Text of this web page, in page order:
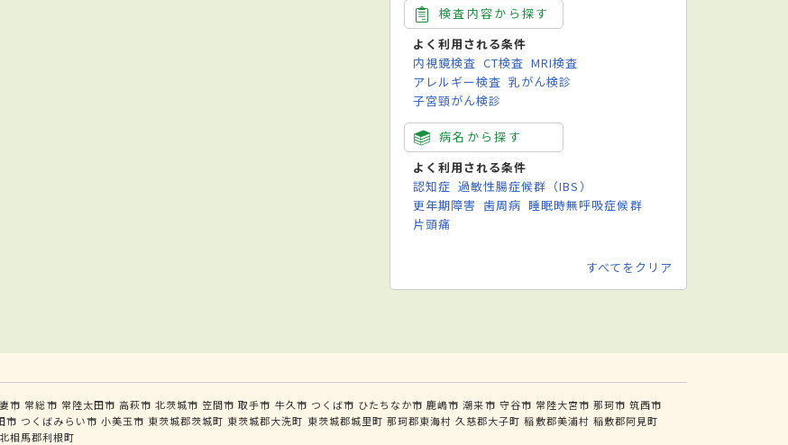
検査内容から探す
よく利用される条件
内視鏡検査 CT検査 MRI検査
アレルギー検査 乳がん検診
子宮頸がん検診
病名から探す
よく利用される条件
認知症 過敏性腸症候群（IBS）
更年期障害 歯周病 睡眠時無呼吸症候群
片頭痛
すべてをクリア
市 常総市 常陸太田市 高萩市 北茨城市 笠間市 取手市 牛久市 つくば市 ひたちなか市 鹿嶋市 潮来市 守谷市 常陸大宮市 那珂市 筑西市
市 つくばみらい市 小美玉市 東茨城郡茨城町 東茨城郡大洗町 東茨城郡城里町 那珂郡東海村 久慈郡大子町 稲敷郡美浦村 稲敷郡阿見町
北相馬郡利根町